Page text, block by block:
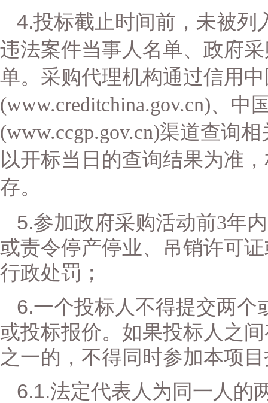
4.投标截止时间前，未被列
违法案件当事人名单、政府
单。采购代理机构通过信用
(www.creditchina.gov.cn)、中
(www.ccgp.gov.cn)渠道查询
以开标当日的查询结果为准
存。
5.参加政府采购活动前3年
或责令停产停业、吊销许可
行政处罚；
6.一个投标人不得提交两个
或投标报价。如果投标人之
之一的，不得同时参加本项
6.1.法定代表人为同一人的